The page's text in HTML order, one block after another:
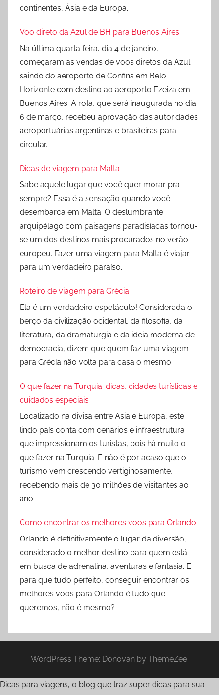
continentes, Ásia e da Europa.
Voo direto da Azul de BH para Buenos Aires
Na última quarta feira, dia 4 de janeiro,
começaram as vendas de voos diretos da Azul
saindo do aeroporto de Confins em Belo
Horizonte com destino ao aeroporto Ezeiza em
Buenos Aires. A rota, que será inaugurada no dia
6 de março, recebeu aprovação das autoridades
aeroportuárias argentinas e brasileiras para
circular.
Dicas de viagem para Malta
Sabe aquele lugar que você quer morar pra
sempre? Essa é a sensação quando você
desembarca em Malta. O deslumbrante
arquipélago com paisagens paradisíacas tornou-
se um dos destinos mais procurados no verão
europeu. Fazer uma viagem para Malta é viajar
para um verdadeiro paraíso.
Roteiro de viagem para Grécia
Ela é um verdadeiro espetáculo! Considerada o
berço da civilização ocidental, da filosofia, da
literatura, da dramaturgia e da ideia moderna de
democracia, dizem que quem faz uma viagem
para Grécia não volta para casa o mesmo.
O que fazer na Turquia: dicas, cidades turísticas e
cuidados especiais
Localizado na divisa entre Ásia e Europa, este
lindo país conta com cenários e infraestrutura
que impressionam os turistas, pois há muito o
que fazer na Turquia. E não é por acaso que o
turismo vem crescendo vertiginosamente,
recebendo mais de 30 milhões de visitantes ao
ano.
Como encontrar os melhores voos para Orlando
Orlando é definitivamente o lugar da diversão,
considerado o melhor destino para quem está
em busca de adrenalina, aventuras e fantasia. E
para que tudo perfeito, conseguir encontrar os
melhores voos para Orlando é tudo que
queremos, não é mesmo?
WordPress Theme: Donovan by ThemeZee.
Dicas para viagens, o blog que traz super dicas para sua